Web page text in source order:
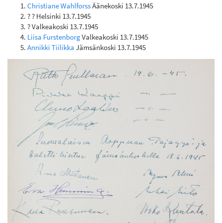
Christiane WahlforssÄänekoski 13.7.1945
? ? Helsinki 13.7.1945
? Valkeakoski 13.7.1945
Liisa FurstenborgValkeakoski 13.7.1945
Annikki Tiilikka Jämsänkoski 13.7.1945